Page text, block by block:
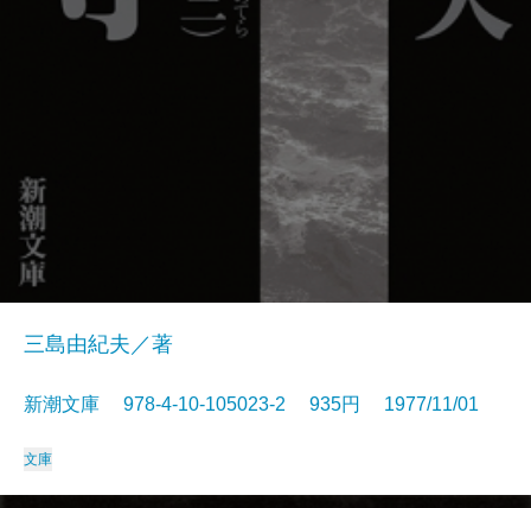
三島由紀夫／著
新潮文庫 978-4-10-105023-2 935円 1977/11/01
文庫